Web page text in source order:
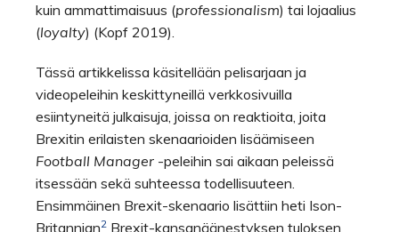
kuin ammattimaisuus (professionalism) tai lojaalius
(loyalty) (Kopf 2019).
Tässä artikkelissa käsitellään pelisarjaan ja
videopeleihin keskittyneillä verkkosivuilla
esiintyneitä julkaisuja, joissa on reaktioita, joita
Brexitin erilaisten skenaarioiden lisäämiseen
Football Manager -peleihin sai aikaan peleissä
itsessään sekä suhteessa todellisuuteen.
Ensimmäinen Brexit-skenaario lisättiin heti Ison-
Britannian2 Brexit-kansanäänestyksen tuloksen